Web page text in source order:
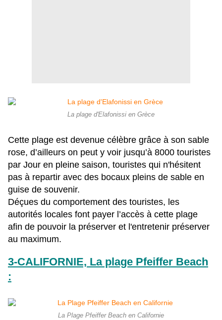
La plage d'Elafonissi en Grèce
Cette plage est devenue célèbre grâce à son sable
rose, d’ailleurs on peut y voir jusqu’à 8000 touristes
par Jour en pleine saison, touristes qui n'hésitent
pas à repartir avec des bocaux pleins de sable en
guise de souvenir.
Déçues du comportement des touristes, les
autorités locales font payer l’accès à cette plage
afin de pouvoir la préserver et l'entretenir préserver
au maximum.
3-CALIFORNIE, La plage Pfeiffer Beach
:
La Plage Pfeiffer Beach en Californie